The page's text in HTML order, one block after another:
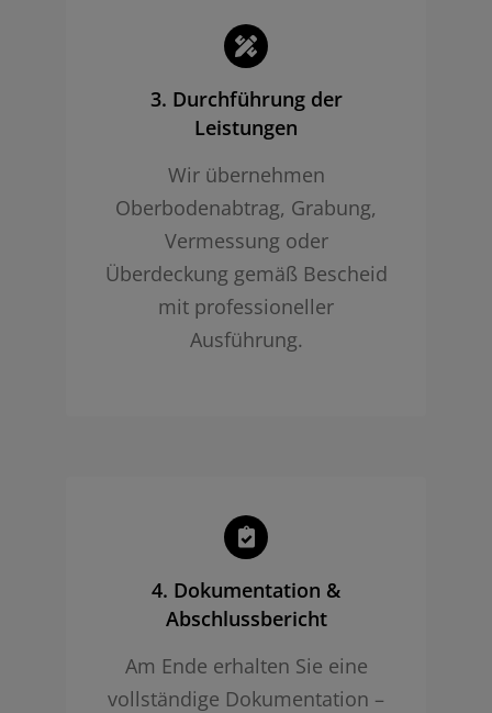
3. Durchführung der
Leistungen
Wir übernehmen
Oberbodenabtrag, Grabung,
Vermessung oder
Überdeckung gemäß Bescheid
mit professioneller
Ausführung.
4. Dokumentation &
Abschlussbericht
Am Ende erhalten Sie eine
vollständige Dokumentation –